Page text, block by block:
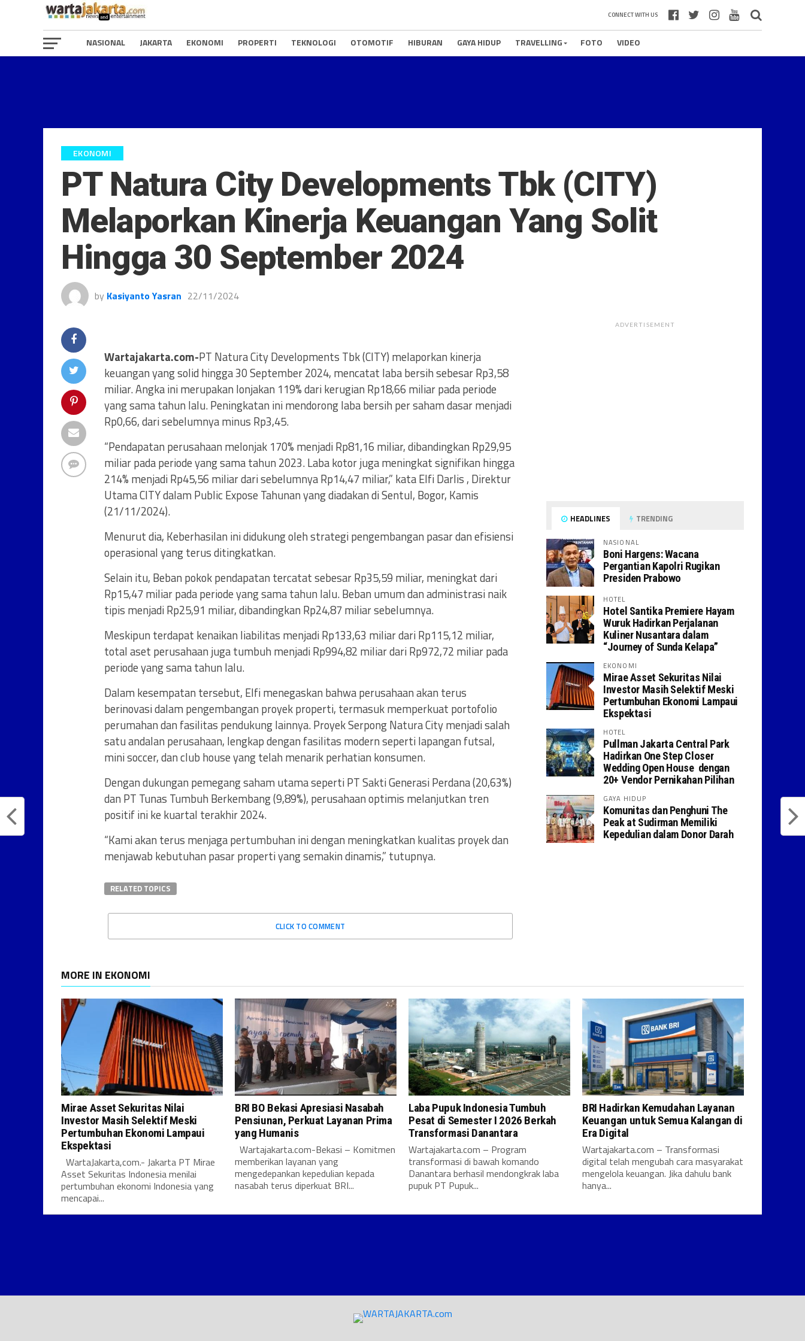
CONNECT WITH US
NASIONAL JAKARTA EKONOMI PROPERTI TEKNOLOGI OTOMOTIF HIBURAN GAYA HIDUP TRAVELLING FOTO VIDEO
EKONOMI
PT Natura City Developments Tbk (CITY)
Melaporkan Kinerja Keuangan Yang Solit
Hingga 30 September 2024
by Kasiyanto Yasran 22/11/2024
Wartajakarta.com-PT Natura City Developments Tbk (CITY) melaporkan kinerja
keuangan yang solid hingga 30 September 2024, mencatat laba bersih sebesar Rp3,58
miliar. Angka ini merupakan lonjakan 119% dari kerugian Rp18,66 miliar pada periode
yang sama tahun lalu. Peningkatan ini mendorong laba bersih per saham dasar menjadi
Rp0,66, dari sebelumnya minus Rp3,45.
“Pendapatan perusahaan melonjak 170% menjadi Rp81,16 miliar, dibandingkan Rp29,95
miliar pada periode yang sama tahun 2023. Laba kotor juga meningkat signifikan hingga
214% menjadi Rp45,56 miliar dari sebelumnya Rp14,47 miliar,” kata Elfi Darlis , Direktur
Utama CITY dalam Public Expose Tahunan yang diadakan di Sentul, Bogor, Kamis
(21/11/2024).
Menurut dia, Keberhasilan ini didukung oleh strategi pengembangan pasar dan efisiensi
operasional yang terus ditingkatkan.
Selain itu, Beban pokok pendapatan tercatat sebesar Rp35,59 miliar, meningkat dari
Rp15,47 miliar pada periode yang sama tahun lalu. Beban umum dan administrasi naik
tipis menjadi Rp25,91 miliar, dibandingkan Rp24,87 miliar sebelumnya.
Meskipun terdapat kenaikan liabilitas menjadi Rp133,63 miliar dari Rp115,12 miliar,
total aset perusahaan juga tumbuh menjadi Rp994,82 miliar dari Rp972,72 miliar pada
periode yang sama tahun lalu.
Dalam kesempatan tersebut, Elfi menegaskan bahwa perusahaan akan terus
berinovasi dalam pengembangan proyek properti, termasuk memperkuat portofolio
perumahan dan fasilitas pendukung lainnya. Proyek Serpong Natura City menjadi salah
satu andalan perusahaan, lengkap dengan fasilitas modern seperti lapangan futsal,
mini soccer, dan club house yang telah menarik perhatian konsumen.
Dengan dukungan pemegang saham utama seperti PT Sakti Generasi Perdana (20,63%)
dan PT Tunas Tumbuh Berkembang (9,89%), perusahaan optimis melanjutkan tren
positif ini ke kuartal terakhir 2024.
“Kami akan terus menjaga pertumbuhan ini dengan meningkatkan kualitas proyek dan
menjawab kebutuhan pasar properti yang semakin dinamis,” tutupnya.
RELATED TOPICS
CLICK TO COMMENT
ADVERTISEMENT
HEADLINES TRENDING
NASIONAL
Boni Hargens: Wacana
Pergantian Kapolri Rugikan
Presiden Prabowo
HOTEL
Hotel Santika Premiere Hayam
Wuruk Hadirkan Perjalanan
Kuliner Nusantara dalam
“Journey of Sunda Kelapa”
EKONOMI
Mirae Asset Sekuritas Nilai
Investor Masih Selektif Meski
Pertumbuhan Ekonomi Lampaui
Ekspektasi
HOTEL
Pullman Jakarta Central Park
Hadirkan One Step Closer
Wedding Open House dengan
20+ Vendor Pernikahan Pilihan
GAYA HIDUP
Komunitas dan Penghuni The
Peak at Sudirman Memiliki
Kepedulian dalam Donor Darah
MORE IN EKONOMI
Mirae Asset Sekuritas Nilai
Investor Masih Selektif Meski
Pertumbuhan Ekonomi Lampaui
Ekspektasi
WartaJakarta,com.- Jakarta PT Mirae
Asset Sekuritas Indonesia menilai
pertumbuhan ekonomi Indonesia yang
mencapai...
BRI BO Bekasi Apresiasi Nasabah
Pensiunan, Perkuat Layanan Prima
yang Humanis
Wartajakarta.com-Bekasi – Komitmen
memberikan layanan yang
mengedepankan kepedulian kepada
nasabah terus diperkuat BRI...
Laba Pupuk Indonesia Tumbuh
Pesat di Semester I 2026 Berkah
Transformasi Danantara
Wartajakarta.com – Program
transformasi di bawah komando
Danantara berhasil mendongkrak laba
pupuk PT Pupuk...
BRI Hadirkan Kemudahan Layanan
Keuangan untuk Semua Kalangan di
Era Digital
Wartajakarta.com – Transformasi
digital telah mengubah cara masyarakat
mengelola keuangan. Jika dahulu bank
hanya...